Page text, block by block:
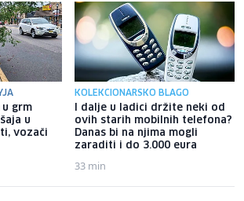
u grm
u
vozači
KOLEKCIONARSKO BLAGO
I dalje u ladici držite neki od
ovih starih mobilnih telefona?
Danas bi na njima mogli
zaraditi i do 3.000 eura
33 min